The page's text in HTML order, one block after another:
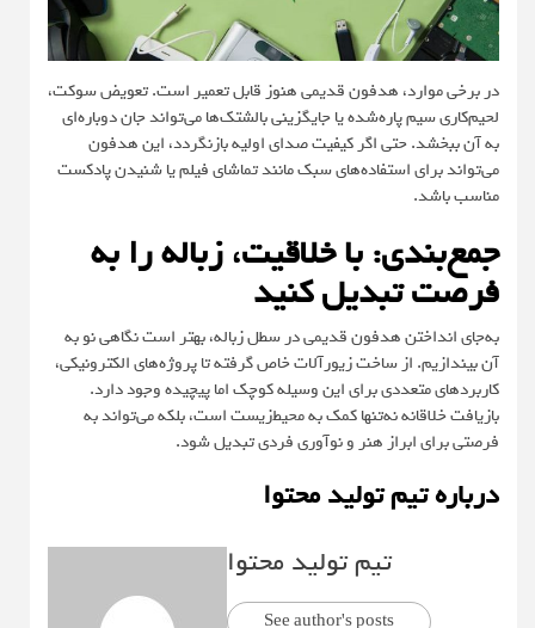
در برخی موارد، هدفون قدیمی هنوز قابل تعمیر است. تعویض سوکت،
لحیم‌کاری سیم پاره‌شده یا جایگزینی بالشتک‌ها می‌تواند جان دوباره‌ای
به آن ببخشد. حتی اگر کیفیت صدای اولیه بازنگردد، این هدفون
می‌تواند برای استفاده‌های سبک مانند تماشای فیلم یا شنیدن پادکست
مناسب باشد.
جمع‌بندی: با خلاقیت، زباله را به
فرصت تبدیل کنید
به‌جای انداختن هدفون قدیمی در سطل زباله، بهتر است نگاهی نو به
آن بیندازیم. از ساخت زیورآلات خاص گرفته تا پروژه‌های الکترونیکی،
کاربردهای متعددی برای این وسیله کوچک اما پیچیده وجود دارد.
بازیافت خلاقانه نه‌تنها کمک به محیط‌زیست است، بلکه می‌تواند به
فرصتی برای ابراز هنر و نوآوری فردی تبدیل شود.
درباره تیم تولید محتوا
تیم تولید محتوا
See author's posts